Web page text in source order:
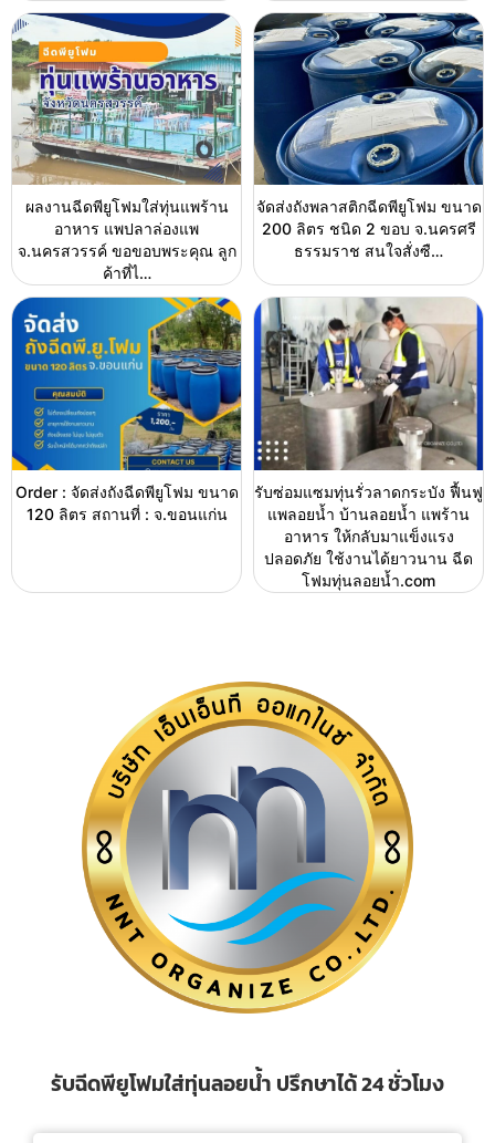
ผลงานฉีดพียูโฟมใส่ทุ่นแพร้าน
อาหาร แพปลาล่องแพ
จ.นครสวรรค์ ขอขอบพระคุณ ลูก
ค้าที่ไ…
จัดส่งถังพลาสติกฉีดพียูโฟม ขนาด
200 ลิตร ชนิด 2 ขอบ จ.นครศรี
ธรรมราช สนใจสั่งซื…
Order : จัดส่งถังฉีดพียูโฟม ขนาด
120 ลิตร สถานที่ : จ.ขอนแก่น
รับซ่อมแซมทุ่นรั่วลาดกระบัง ฟื้นฟู
แพลอยน้ำ บ้านลอยน้ำ แพร้าน
อาหาร ให้กลับมาแข็งแรง
ปลอดภัย ใช้งานได้ยาวนาน ฉีด
โฟมทุ่นลอยน้ำ.com
รับฉีดพียูโฟมใส่ทุ่นลอยน้ำ ปรึกษาได้ 24 ชั่วโมง